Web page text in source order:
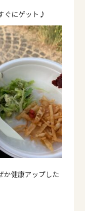
ぐにゲット♪
か健康アップした